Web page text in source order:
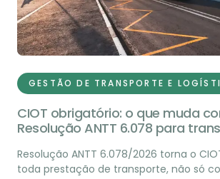
GESTÃO DE TRANSPORTE E
CIOT obrigatório: o que muda
Resolução ANTT 6.078 para
Resolução ANTT 6.078/2026 torna o
toda prestação de transporte, não só